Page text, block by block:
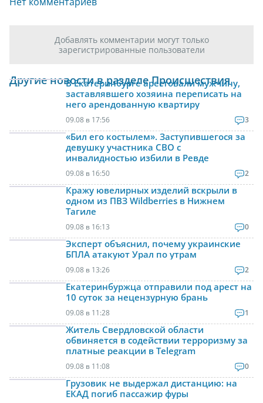
Добавлять комментарии могут только
зарегистрированные пользователи
Другие новости в разделе Происшествия
В Екатеринбурге арестовали мужчину,
заставлявшего хозяина переписать на
него арендованную квартиру
09.08 в 17:56 3
«Бил его костылем». Заступившегося за
девушку участника СВО с
инвалидностью избили в Ревде
09.08 в 16:50 2
Кражу ювелирных изделий вскрыли в
одном из ПВЗ Wildberries в Нижнем
Тагиле
09.08 в 16:13 0
Эксперт объяснил, почему украинские
БПЛА атакуют Урал по утрам
09.08 в 13:26 2
Екатеринбуржца отправили под арест на
10 суток за нецензурную брань
09.08 в 11:28 1
Житель Свердловской области
обвиняется в содействии терроризму за
платные реакции в Telegram
09.08 в 11:08 0
Грузовик не выдержал дистанцию: на
ЕКАД погиб пассажир фуры